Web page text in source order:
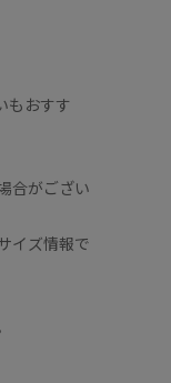
もおすす
合がござい
イズ情報で